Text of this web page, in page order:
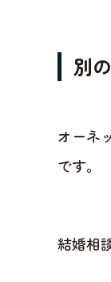
別
オーネ
です。
結婚相